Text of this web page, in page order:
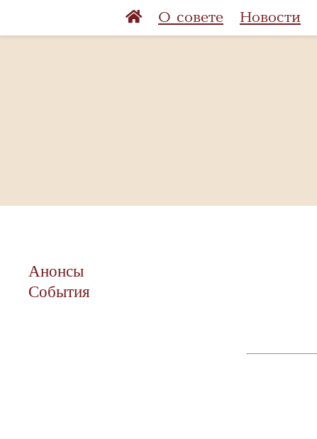
О совете Новости
Анонсы
События